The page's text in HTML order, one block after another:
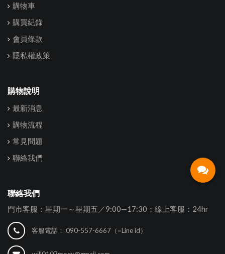
購物車
購買紀錄
會員條款
隱私權政策
購物說明
最新消息
購物流程
常見問題
聯絡我們
聯絡我們
門市客服：星期一～星期五／9:00—17:30；線上客服：24hr
客服電話： 090-557-6667（=Line id）